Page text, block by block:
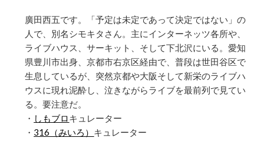
廣田西五です。「予定は未定であって決定ではない」の
人で、別名シモキタさん。主にインターネッツ各所や、
ライブハウス、サーキット、そして下北沢にいる。愛知
県豊川市出身、京都市右京区経由で、普段は世田谷区で
生息しているが、突然京都や大阪そして新栄のライブハ
ウスに現れ泥酔し、泣きながらライブを最前列で見てい
る。要注意だ。
・ しもブロキュレーター
・ 316（みいろ） キュレーター